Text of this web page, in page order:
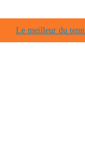
Le meilleur du